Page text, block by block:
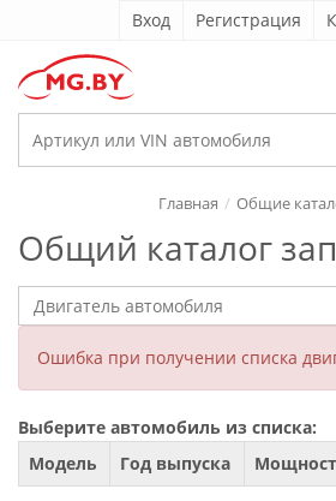
Вход Регистрация
Общий каталог
Главная Общие
Ошибка при получении списка
Выберите автомобиль из списка:
Модель
Год выпуска